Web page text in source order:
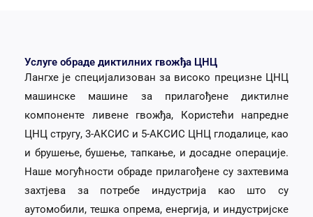
Услуге обраде диктилних гвожђа ЦНЦ
Лангхе је специјализован за високо прецизне ЦНЦ
машинске машине за прилагођене диктилне
компоненте ливене гвожђа, Користећи напредне
ЦНЦ стругу, 3-АКСИС и 5-АКСИС ЦНЦ глодалице, као
и брушење, бушење, тапкање, и досадне операције.
Наше могућности обраде прилагођене су захтевима
захтјева за потребе индустрија као што су
аутомобили, тешка опрема, енергија, и индустријске